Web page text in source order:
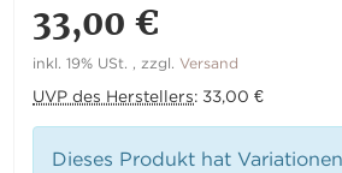
33,00 €
inkl. 19% USt. , zzgl.Versand
UVP des Herstellers: 33,00 €
Dieses Produkt hat